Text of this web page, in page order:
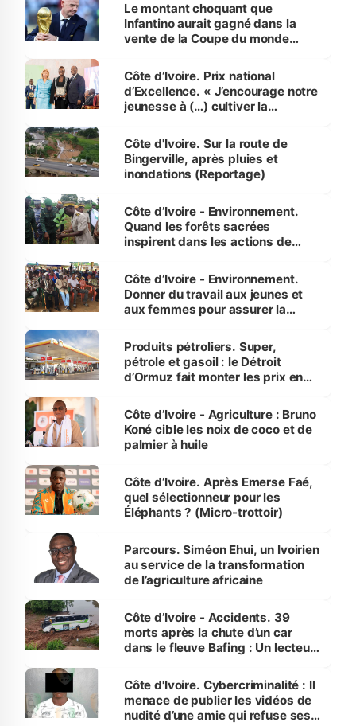
Le montant choquant que
Infantino aurait gagné dans la
vente de la Coupe du monde
Côte d’Ivoire. Prix national
d’Excellence. « J’encourage notre
jeunesse à (…) cultiver la
(Alassane Ouattara
Côte d'Ivoire. Sur la route de
Bingerville, après pluies et
inondations (Reportage)
Côte d’Ivoire - Environnement.
Quand les forêts sacrées
inspirent dans les actions de
Côte d’Ivoire - Environnement.
Donner du travail aux jeunes et
aux femmes pour assurer la
menacées
Produits pétroliers. Super,
pétrole et gasoil : le Détroit
d’Ormuz fait monter les prix en
Côte d’Ivoire - Agriculture : Bruno
Koné cible les noix de coco et de
palmier à huile
Côte d’Ivoire. Après Emerse Faé,
quel sélectionneur pour les
Éléphants ? (Micro-trottoir)
Parcours. Siméon Ehui, un Ivoirien
au service de la transformation
de l’agriculture africaine
Côte d’Ivoire - Accidents. 39
morts après la chute d’un car
dans le fleuve Bafing : Un lecteur
des Transports
Côte d'Ivoire. Cybercriminalité : Il
menace de publier les vidéos de
nudité d’une amie qui refuse ses